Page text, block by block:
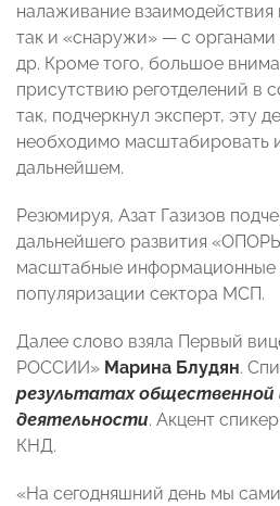
налаживание взаимодействия
так и «снаружи» — с
др. Кроме того, большое
присутствию реготделений в
так, подчеркнул эксперт, эту
необходимо масштабировать
дальнейшем.
Резюмируя, Азат Газизов
дальнейшего развития
масштабные информационные
популяризации сектора МСП.
Далее слово взяла Первый
РОССИИ» Марина Блудян.
результатах общественной
деятельности. Акцент
КНД.
«На сегодняшний день мы